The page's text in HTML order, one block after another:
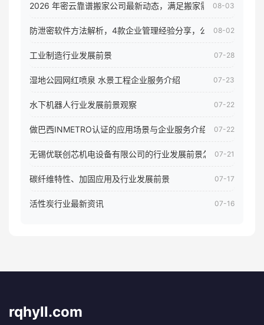
2026 年密云靠谱搬家公司最新动态，满足搬家需求！08-03
防泄密软件方法解析，4款企业管理经验分享，公司员工电脑核
08-02
工业制造行业发展前景 07-28
湿地公园网红喷泉 水景工程企业服务介绍 07-23
水下机器人行业发展前景观察 07-22
做巴西INMETRO认证的应用场景与企业服务介绍 07-22
无锡优联创芯机电设备有限公司的行业发展前景怎样07-21
碳纤维特性、加固应用及行业发展前景 07-17
活性炭行业最新资讯 07-16
rqhyll.com